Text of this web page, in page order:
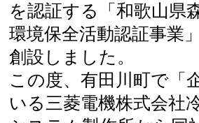
を認証する「和歌山県
環境保全活動認証事業
創設しました。
この度、有田川町で「
いる三菱電機株式会社